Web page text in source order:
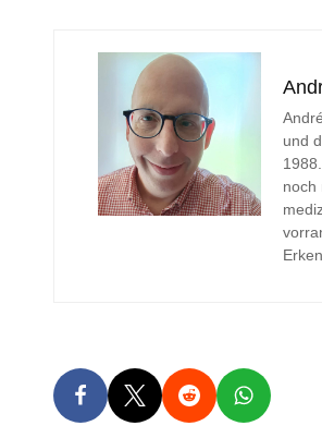
und
noch